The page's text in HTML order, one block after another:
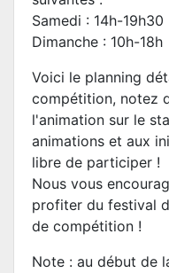
Samedi : 14h-19h30
Dimanche : 10h-18h
Voici le planning
compétition, notez
l'animation sur le
animations et aux
libre de participer !
Nous vous
profiter du festival
de compétition !
Note : au début de